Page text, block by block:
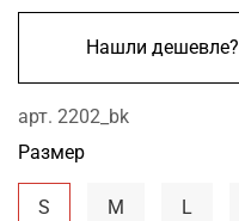
арт. 2202_bk
Нашли дешевле?
Размер
S M L